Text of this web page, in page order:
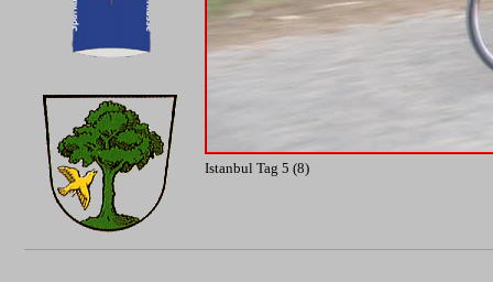
Istanbul Tag 5 (8)